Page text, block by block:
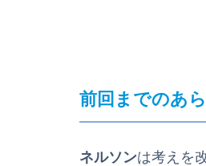
前回までのあ
ネルソンは考えを